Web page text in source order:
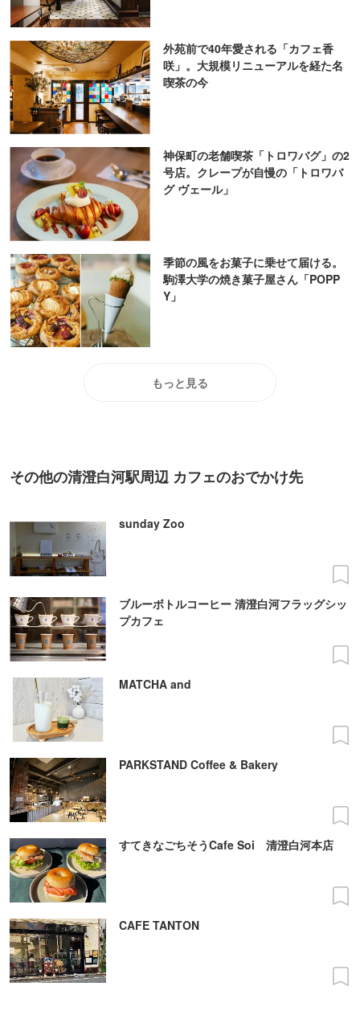
外苑前で40年愛される「カフェ香
咲」。大規模リニューアルを経た名
喫茶の今
神保町の老舗喫茶「トロワバグ」の2
号店。クレープが自慢の「トロワバ
グ ヴェール」
季節の風をお菓子に乗せて届ける。
駒澤大学の焼き菓子屋さん「POPP
Y」
もっと見る
その他の清澄白河駅周辺 カフェのおでかけ先
sunday Zoo
ブルーボトルコーヒー 清澄白河フラッグシッ
プカフェ
MATCHA and
PARKSTAND Coffee & Bakery
すてきなごちそうCafe Soi 清澄白河本店
CAFE TANTON